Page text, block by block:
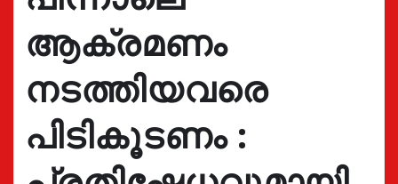
ആക്രമണം
നടത്തിയവരെ
പിടികൂടണം :